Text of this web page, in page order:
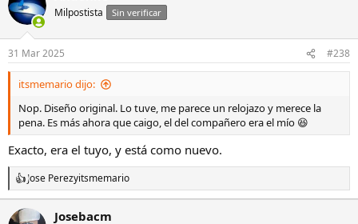
Milpostista Sin verificar
31 Mar 2025 #238
itsmemario dijo:
Nop. Diseño original. Lo tuve, me parece un relojazo y merece la
pena. Es más ahora que caigo, el del compañero era el mío 😆
Exacto, era el tuyo, y está como nuevo.
R
e
a
c
Jose Perezyitsmemario
Josebacm